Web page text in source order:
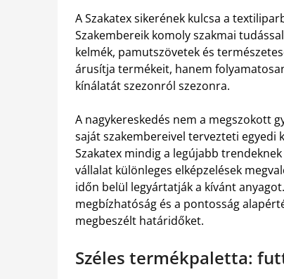
A Szakatex sikerének kulcsa a
Szakembereik komoly szakmai
kelmék, pamutszövetek és
árusítja termékeit, hanem
kínálatát szezonról szezonra.
A nagykereskedés nem a megszokott
saját szakembereivel tervezteti egyedi
Szakatex mindig a legújabb
vállalat különleges elképzelések
időn belül legyártatják a kívánt
megbízhatóság és a pontosság
megbeszélt határidőket.
Széles termékpaletta: